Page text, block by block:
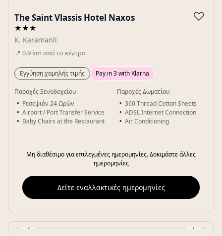
The Saint Vlassis Hotel Naxos
★★★
K. Karamanli
📍 0.9 km από το κέντρο
♡
Εγγύηση χαμηλής τιμής Pay in 3 with Klarna
Παροχές Ξενοδοχείου
Ρεσεψιόν 24 Ωρών
Airport / Port Transfer Service
Baby Chairs at the Restaurant
Παροχές Δωματίου
360 Thread Cotton Sheets
ADSL Internet Connection
Air Conditioning
Μη διαθέσιμο για επιλεγμένες ημερομηνίες. Δοκιμάστε άλλες
ημερομηνίες
Δείτε εναλλακτικές ημερομηνίες
‹ ›